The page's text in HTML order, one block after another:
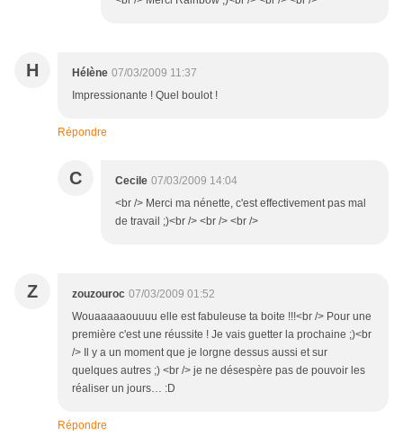
H Hélène 07/03/2009 11:37
Impressionante ! Quel boulot !
Répondre
C Cecile 07/03/2009 14:04
<br /> Merci ma nénette, c'est effectivement pas mal
de travail ;)<br /> <br /> <br />
Z zouzouroc 07/03/2009 01:52
Wouaaaaaouuuu elle est fabuleuse ta boite !!!<br /> Pour une
première c'est une réussite ! Je vais guetter la prochaine ;)<br
/> Il y a un moment que je lorgne dessus aussi et sur
quelques autres ;) <br /> je ne désespère pas de pouvoir les
réaliser un jours… :D
Répondre